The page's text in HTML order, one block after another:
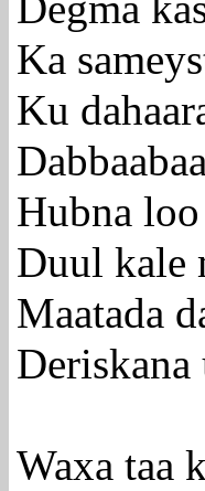
Ka
Ku
Hubna
Duul kale
Maatada
Waxa taa